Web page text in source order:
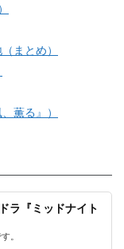
まとめ）
薫る』）
ラ『ミッドナイト
。